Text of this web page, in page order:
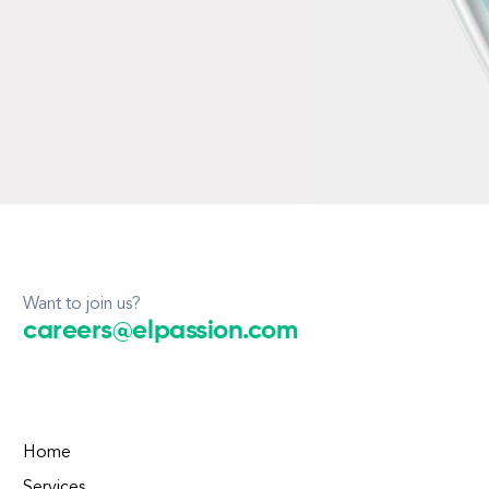
Want to join us?
careers@elpassion.com
Home